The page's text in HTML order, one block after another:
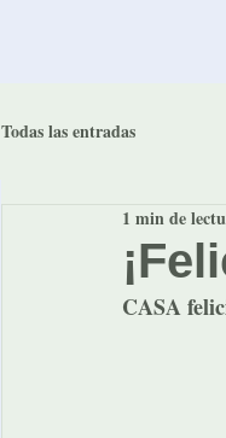
Todas las entradas
1 min de
CASA